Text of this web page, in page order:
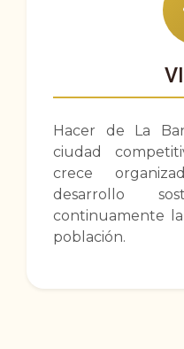
Hacer de La
ciudad
crece
desarrollo
continuamente
población.